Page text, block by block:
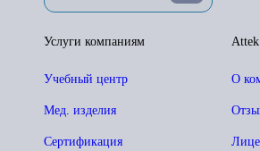
О
Услуги компаниям
Учебный центр
Мед. изделия
Сертификация